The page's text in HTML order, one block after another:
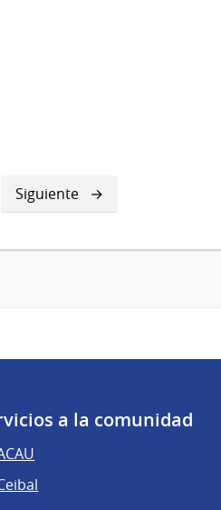
Siguiente
página
Siguiente
a la comunidad